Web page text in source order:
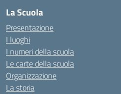
La Scuola
Presentazione
I luoghi
I numeri della scuola
Le carte della scuola
Organizzazione
La storia